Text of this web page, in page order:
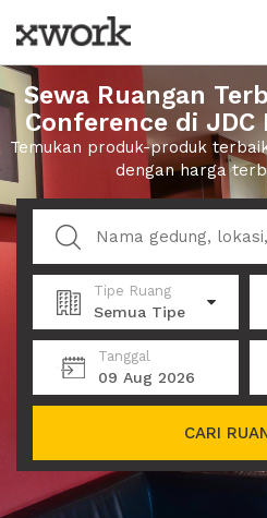
Sewa Ruangan
Conference di JDC
Temukan produk-produk
dengan harga
Tipe Ruang
Semua Tipe
Tanggal
09 Aug 2026
CARI